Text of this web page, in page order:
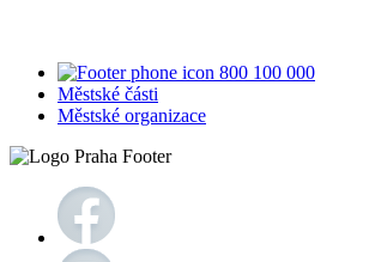
800 100 000
Městské části
Městské organizace